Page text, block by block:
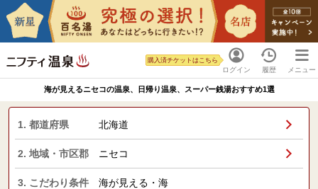
ログイン
購入済チケットはこちら
履歴 メニュー
海が見えるニセコの温泉、日帰り温泉、スーパー銭湯おすすめ1選
1. 都道府県 北海道
2. 地域・市区郡 ニセコ
3. こだわり条件 海が見える・海